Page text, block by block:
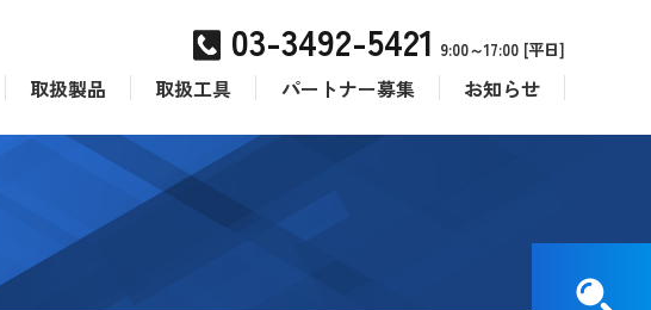
取扱製品 取扱工具 パートナー募集 お知らせ
03-3492-5421 9:00～17:00 [平日]